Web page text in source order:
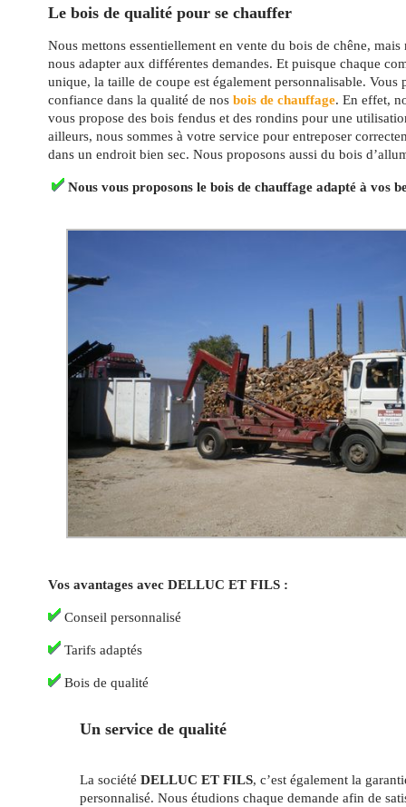
Le bois de qualité pour se chauffer
Nous mettons essentiellement en vente du bois de chêne, mais
nous adapter aux différentes demandes. Et puisque chaque
unique, la taille de coupe est également personnalisable. Vous
confiance dans la qualité de nos bois de chauffage. En effet,
vous propose des bois fendus et des rondins pour une
ailleurs, nous sommes à votre service pour entreposer
dans un endroit bien sec. Nous proposons aussi du bois
Nous vous proposons le bois de chauffage adapté à vos
Vos avantages avec DELLUC ET FILS :
Conseil personnalisé
Tarifs adaptés
Bois de qualité
Un service de qualité
La société DELLUC ET FILS, c’est également la
personnalisé. Nous étudions chaque demande afin de